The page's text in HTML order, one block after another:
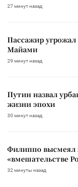
27 минут назад
Пассажир угрожал
Майами
29 минут назад
Путин назвал
жизни эпохи
30 минут назад
Филиппо высмеял
«вмешательстве
32 минуты назад